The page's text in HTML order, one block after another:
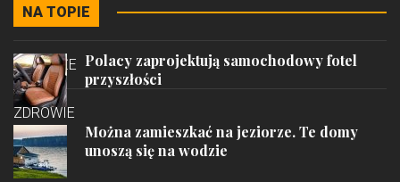
STYL
PODRÓŻE
ZDROWIE
NA TOPIE
Polacy zaprojektują samochodowy fotel
przyszłości
Można zamieszkać na jeziorze. Te domy
unoszą się na wodzie